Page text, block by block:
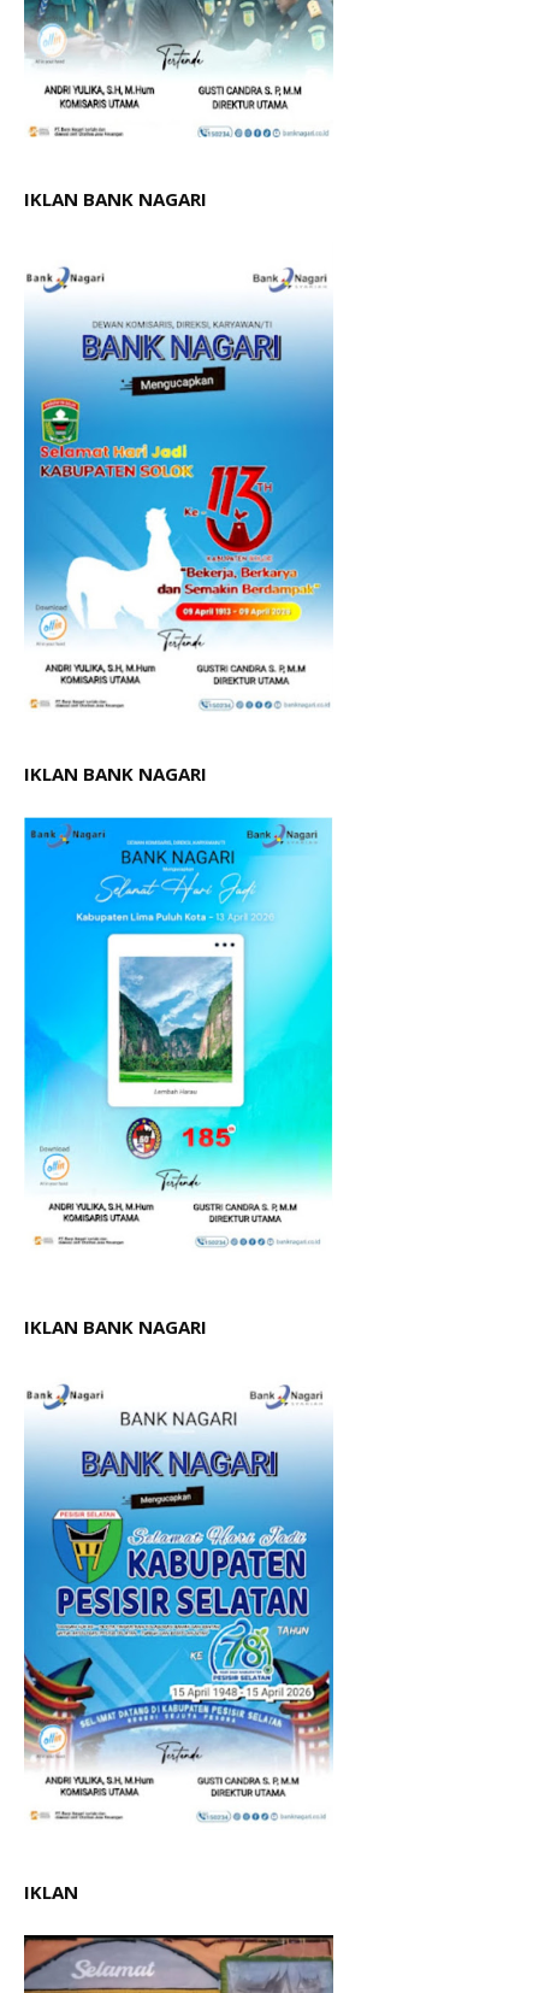
IKLAN BANK NAGARI
IKLAN BANK NAGARI
IKLAN BANK NAGARI
IKLAN